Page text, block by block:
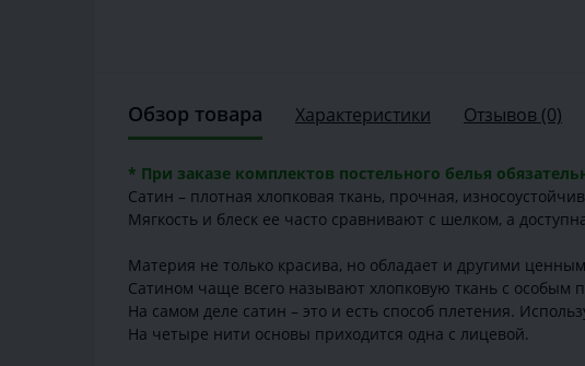
Обзор товара Характеристики Отзывов (0)
* При заказе комплектов постельного белья
Сатин – плотная хлопковая ткань, прочная,
Мягкость и блеск ее часто сравнивают с шелком, а
Материя не только красива, но обладает и другими
Сатином чаще всего называют хлопковую ткань с особым
На самом деле сатин – это и есть способ плетения.
На четыре нити основы приходится одна с лицевой.